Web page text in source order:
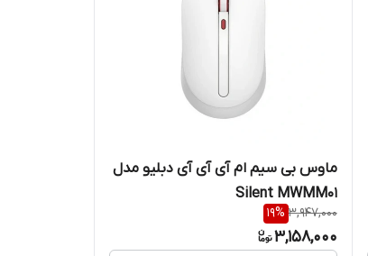
ماوس بی سیم ام آی آی آی دبلیو مدل
Silent MWMM01
3,947,000
19%
3,158,000